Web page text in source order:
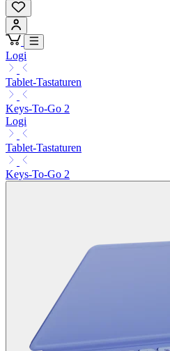
Logi
Tablet-Tastaturen
Keys-To-Go 2
Logi
Tablet-Tastaturen
Keys-To-Go 2